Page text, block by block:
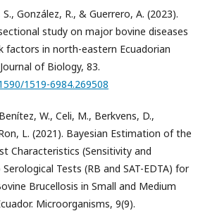
González, R., & Guerrero, A. (2023).
study on major bovine diseases
factors in north-eastern Ecuadorian
of Biology, 83.
1519-6984.269508
W., Celi, M., Berkvens, D.,
L. (2021). Bayesian Estimation of the
Characteristics (Sensitivity and
Tests (RB and SAT-EDTA) for
Brucellosis in Small and Medium
Microorganisms, 9(9).